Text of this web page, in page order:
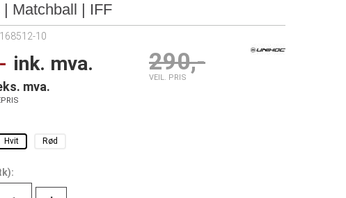
| Matchball | IFF
10
ink. mva.
mva.
290,-
VEIL. PRIS
Hvit Rød